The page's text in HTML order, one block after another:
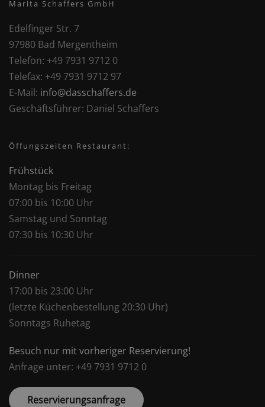
Marita Schaffers GmbH
Edelfinger Str. 7
97980 Bad Mergentheim
Telefon: +49 7931 9712 0
Telefax: +49 7931 9712 97
E-Mail: info@dasschaffers.de
Geschäftsführer: Daniel Schaffers
Öffungszeiten Restaurant:
Frühstück
Montag bis Freitag
07:00 bis 10:00 Uhr
Samstag und Sonntag
07:30 bis 10:30 Uhr
Dinner
17:00 bis 23:00 Uhr
(letzte Küchenbestellung 20:30 Uhr)
Sonntags Ruhetag
Besuch nur mit vorheriger Reservierung!
Anfrage unter: +49 7931 9712 0
Reservierungsanfrage